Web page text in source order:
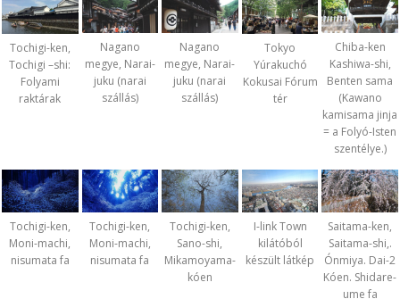
Tochigi-ken,
Tochigi –shi:
Folyami
raktárak
Nagano
megye, Narai-
juku (narai
szállás)
Nagano
megye, Narai-
juku (narai
szállás)
Tokyo
Yúrakuchó
Kokusai Fórum
tér
Chiba-ken
Kashiwa-shi,
Benten sama
(Kawano
kamisama jinja
= a Folyó-Isten
szentélye.)
Tochigi-ken,
Moni-machi,
nisumata fa
Tochigi-ken,
Moni-machi,
nisumata fa
Tochigi-ken,
Sano-shi,
Mikamoyama-
kóen
I-link Town
kilátóból
készült látkép
Saitama-ken,
Saitama-shi,.
Ónmiya. Dai-2
Kóen. Shidare-
ume fa